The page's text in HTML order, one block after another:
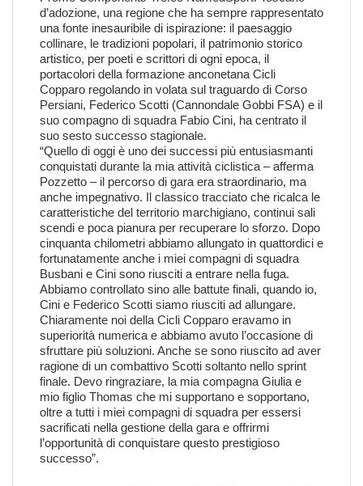
d’adozione, una regione che ha sempre rappresentato
una fonte inesauribile di ispirazione: il paesaggio
collinare, le tradizioni popolari, il patrimonio storico
artistico, per poeti e scrittori di ogni epoca, il
portacolori della formazione anconetana Cicli
Copparo regolando in volata sul traguardo di Corso
Persiani, Federico Scotti (Cannondale Gobbi FSA) e il
suo compagno di squadra Fabio Cini, ha centrato il
suo sesto successo stagionale.
“Quello di oggi è uno dei successi più entusiasmanti
conquistati durante la mia attività ciclistica – afferma
Pozzetto – il percorso di gara era straordinario, ma
anche impegnativo. Il classico tracciato che ricalca le
caratteristiche del territorio marchigiano, continui sali
scendi e poca pianura per recuperare lo sforzo. Dopo
cinquanta chilometri abbiamo allungato in quattordici e
fortunatamente anche i miei compagni di squadra
Busbani e Cini sono riusciti a entrare nella fuga.
Abbiamo controllato sino alle battute finali, quando io,
Cini e Federico Scotti siamo riusciti ad allungare.
Chiaramente noi della Cicli Copparo eravamo in
superiorità numerica e abbiamo avuto l’occasione di
sfruttare più soluzioni. Anche se sono riuscito ad aver
ragione di un combattivo Scotti soltanto nello sprint
finale. Devo ringraziare, la mia compagna Giulia e
mio figlio Thomas che mi supportano e sopportano,
oltre a tutti i miei compagni di squadra per essersi
sacrificati nella gestione della gara e offrirmi
l’opportunità di conquistare questo prestigioso
successo”.